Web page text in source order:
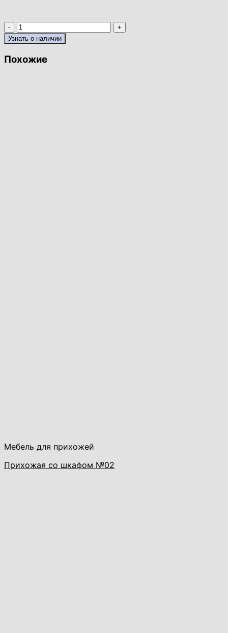
Количество
товара
Панель-
зеркало
Узнать о наличии
Похожие
Мебель для прихожей
Прихожая со шкафом №02